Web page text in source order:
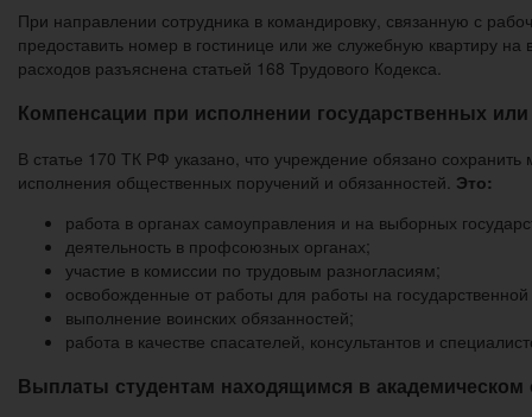
При направлении сотрудника в командировку, связанную с
предоставить номер в гостинице или же служебную квартиру
расходов разъяснена статьей 168 Трудового Кодекса.
Компенсации при исполнении государственных
В статье 170 ТК РФ указано, что учреждение обязано
исполнения общественных поручений и обязанностей. Это:
работа в органах самоуправления и на выборных
деятельность в профсоюзных органах;
участие в комиссии по трудовым разногласиям;
освобожденные от работы для работы на
выполнение воинских обязанностей;
работа в качестве спасателей, консультантов и
Выплаты студентам находящимся в академическом